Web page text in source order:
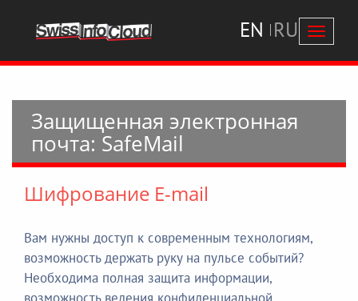
EN RU
Защищенная электронная
почта: SafeMail
Шифрование E-mail
Вам нужны доступ к современным технологиям,
возможность держать руку на пульсе событий?
Необходима полная защита информации,